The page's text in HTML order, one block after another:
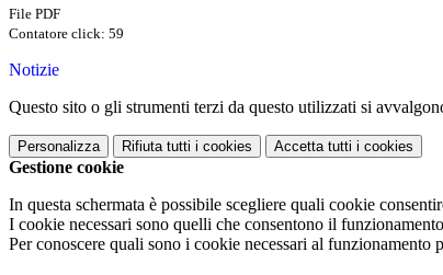
File PDF
Contatore click: 59
Notizie
Questo sito o gli strumenti terzi da questo utilizzati si
Personalizza Rifiuta tutti i cookies Accetta tutti i cookies
Gestione cookie
In questa schermata è possibile scegliere quali cookie
I cookie necessari sono quelli che consentono il
Per conoscere quali sono i cookie necessari al funzionamento